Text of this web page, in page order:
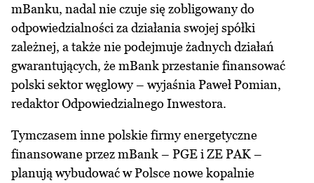
mBanku, nadal nie czuje się zobligowany do
odpowiedzialności za działania swojej spółki
zależnej, a także nie podejmuje żadnych działań
gwarantujących, że mBank przestanie finansować
polski sektor węglowy – wyjaśnia Paweł Pomian,
redaktor Odpowiedzialnego Inwestora.
Tymczasem inne polskie firmy energetyczne
finansowane przez mBank – PGE i ZE PAK –
planują wybudować w Polsce nowe kopalnie